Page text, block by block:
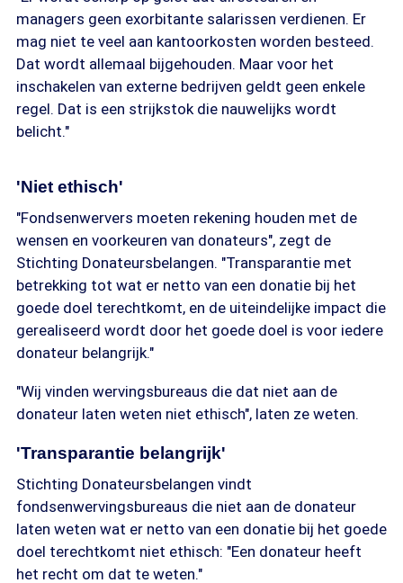
managers geen exorbitante salarissen verdienen. Er
mag niet te veel aan kantoorkosten worden besteed.
Dat wordt allemaal bijgehouden. Maar voor het
inschakelen van externe bedrijven geldt geen enkele
regel. Dat is een strijkstok die nauwelijks wordt
belicht."
'Niet ethisch'
"Fondsenwervers moeten rekening houden met de
wensen en voorkeuren van donateurs", zegt de
Stichting Donateursbelangen. "Transparantie met
betrekking tot wat er netto van een donatie bij het
goede doel terechtkomt, en de uiteindelijke impact die
gerealiseerd wordt door het goede doel is voor iedere
donateur belangrijk."
"Wij vinden wervingsbureaus die dat niet aan de
donateur laten weten niet ethisch", laten ze weten.
'Transparantie belangrijk'
Stichting Donateursbelangen vindt
fondsenwervingsbureaus die niet aan de donateur
laten weten wat er netto van een donatie bij het goede
doel terechtkomt niet ethisch: "Een donateur heeft
het recht om dat te weten."